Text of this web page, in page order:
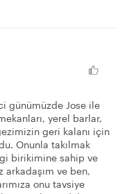
günümüzde Jose ile
yerel barlar,
geri kalanı için
Onunla takılmak
birikimine sahip ve
arkadaşım ve ben,
onu tavsiye